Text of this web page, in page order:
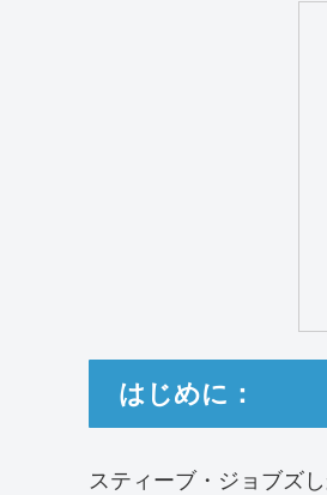
はじめに：
スティーブ・ジョブズし